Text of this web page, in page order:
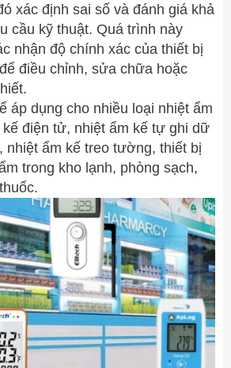
xác định sai số và đánh giá khả
cầu kỹ thuật. Quá trình này
nhận độ chính xác của thiết bị
điều chỉnh, sửa chữa hoặc
áp dụng cho nhiều loại nhiệt ẩm
điện tử, nhiệt ẩm kế tự ghi dữ
nhiệt ẩm kế treo tường, thiết bị
trong kho lạnh, phòng sạch,